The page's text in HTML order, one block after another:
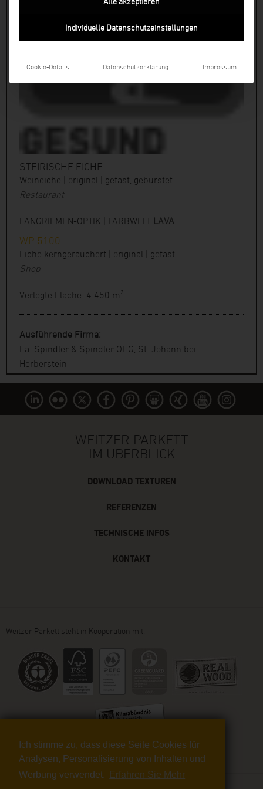
Ich stimme zu, dass diese Seite Cookies für
Analysen, Personalisierung von Inhalten und
Werbung verwendet.
Erfahren Sie Mehr
STEIRISCHE EICHE
Weineiche | original | gefast, gebürstet
Restaurant
LANGRIEMEN-OPTIK | FARBWELT LAVA
WP 5100
Eiche kerngeräuchert | original | gefast
Shop
Verlegte Fläche: 4.450 m²
Ausführende Firma:
Fa. Spindler & Spindler OHG, St. Johann bei
Herberstein
WEITZER PARKETT
IM ÜBERBLICK
DOWNLOAD TEXTUREN
REFERENZEN
TECHNISCHE INFOS
KONTAKT
Weitzer Parkett steht in Kooperation mit:
Individuelle Datenschutzeinstellungen
Cookie-Details Datenschutzerklärung Impressum